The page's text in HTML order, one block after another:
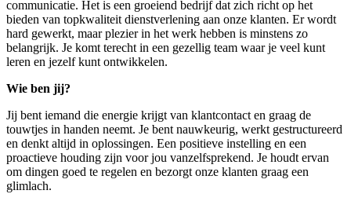
communicatie. Het is een groeiend bedrijf dat zich richt op het
bieden van topkwaliteit dienstverlening aan onze klanten. Er wordt
hard gewerkt, maar plezier in het werk hebben is minstens zo
belangrijk. Je komt terecht in een gezellig team waar je veel kunt
leren en jezelf kunt ontwikkelen.
Wie ben jij?
Jij bent iemand die energie krijgt van klantcontact en graag de
touwtjes in handen neemt. Je bent nauwkeurig, werkt gestructureerd
en denkt altijd in oplossingen. Een positieve instelling en een
proactieve houding zijn voor jou vanzelfsprekend. Je houdt ervan
om dingen goed te regelen en bezorgt onze klanten graag een
glimlach.